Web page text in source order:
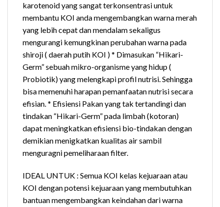
karotenoid yang sangat terkonsentrasi untuk
membantu KOI anda mengembangkan warna merah
yang lebih cepat dan mendalam sekaligus
mengurangi kemungkinan perubahan warna pada
shiroji ( daerah putih KOI ) * Dimasukan “Hikari-
Germ” sebuah mikro-organisme yang hidup (
Probiotik) yang melengkapi profil nutrisi. Sehingga
bisa memenuhi harapan pemanfaatan nutrisi secara
efisian. * Efisiensi Pakan yang tak tertandingi dan
tindakan “Hikari-Germ” pada limbah (kotoran)
dapat meningkatkan efisiensi bio-tindakan dengan
demikian menigkatkan kualitas air sambil
menguragni pemeliharaan filter.
IDEAL UNTUK : Semua KOI kelas kejuaraan atau
KOI dengan potensi kejuaraan yang membutuhkan
bantuan mengembangkan keindahan dari warna